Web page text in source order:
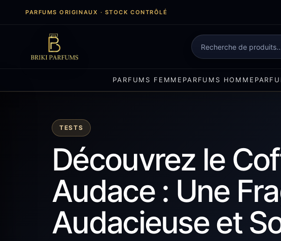
PARFUMS ORIGINAUX · STOCK CONTRÔLÉ
Recherche
de
produits
PARFUMS FEMME PARFUMS HOMME
TESTS
Découvrez le
Audace : Une
Audacieuse et